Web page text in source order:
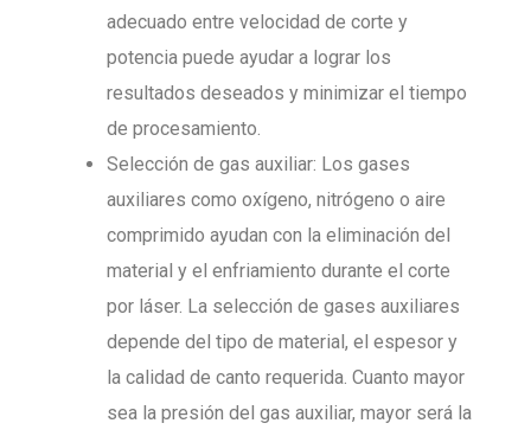
adecuado entre velocidad de corte y
potencia puede ayudar a lograr los
resultados deseados y minimizar el tiempo
de procesamiento.
Selección de gas auxiliar: Los gases
auxiliares como oxígeno, nitrógeno o aire
comprimido ayudan con la eliminación del
material y el enfriamiento durante el corte
por láser. La selección de gases auxiliares
depende del tipo de material, el espesor y
la calidad de canto requerida. Cuanto mayor
sea la presión del gas auxiliar, mayor será la